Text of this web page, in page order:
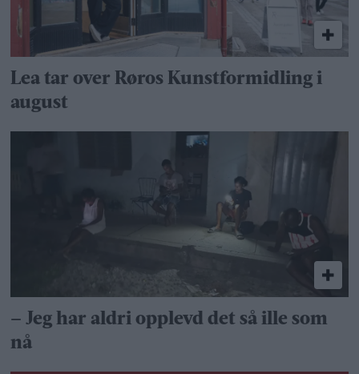
Lea tar over Røros Kunstformidling i
august
– Jeg har aldri opplevd det så ille som
nå